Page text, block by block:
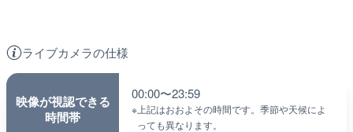
ライブカメラの仕様
映像が視認できる
時間帯
00:00〜23:59
※ 上記はおおよその時間です。季節や天候によ
っても異なります。